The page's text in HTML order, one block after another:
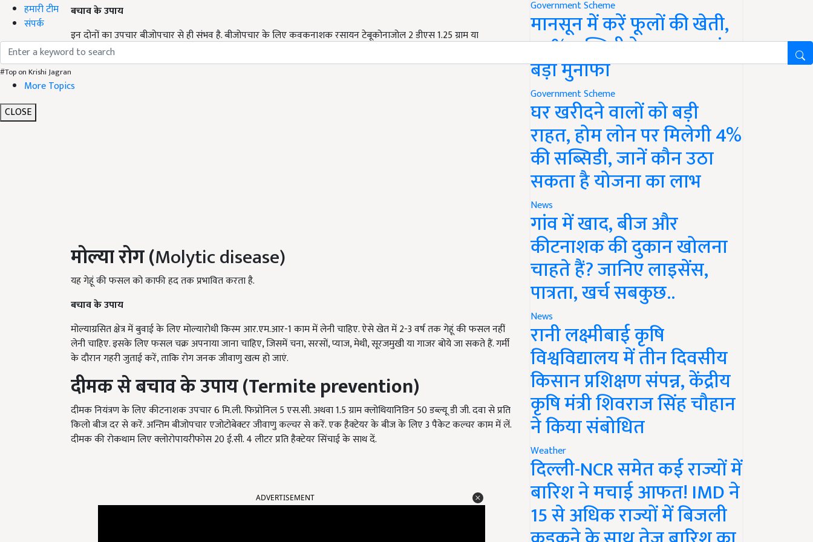
हमारी टीम
संपर्क
#Top on Krishi Jagran
More Topics
CLOSE
बचाव के उपाय
इन दोनों का उपचार बीजोपचार से ही संभव है. बीजोपचार के लिए कवकनाशक रसायन टेबूकोनाजोल 2 डीएस 1.25 ग्राम या
कार्बोक्सिलिक 2 ग्राम प्रति किलो बीज की दर से प्रयोग में लेना चाहिए.
मोल्या रोग (Molytic disease)
यह गेहूं की फसल को काफी हद तक प्रभावित करता है.
बचाव के उपाय
मोल्याग्रसित क्षेत्र में बुवाई के लिए मोल्यारोधी किस्म आर.एम.आर-1 काम में लेनी चाहिए. ऐसे खेत में 2-3 वर्ष तक गेहूं की फसल नहीं
लेनी चाहिए. इसके लिए फसल चक्र अपनाया जाना चाहिए, जिसमें चना, सरसों, प्याज, मेथी, सूरजमुखी या गाजर बोये जा सकते हैं. गर्मी
के दौरान गहरी जुताई करें, ताकि रोग जनक जीवाणु खत्म हो जाएं.
दीमक से बचाव के उपाय (Termite prevention)
दीमक नियंत्रण के लिए कीटनाशक उपचार 6 मि.ली. फिप्रोनिल 5 एस.सी. अथवा 1.5 ग्राम क्लोथियानिडिन 50 डब्ल्यू डी जी. दवा से प्रति
किलो बीज दर से करें. अन्तिम बीजोपचार एजोटोबेक्टर जीवाणु कल्चर से करें. एक हैक्टेयर के बीज के लिए 3 पैकेट कल्चर काम में लें.
दीमक की रोकथाम लिए क्लोरोपायरीफोस 20 ई.सी. 4 लीटर प्रति हैक्टेयर सिंचाई के साथ दें.
Government Scheme
मानसून में करें फूलों की खेती,
50% सब्सिडी के साथ कमाएं
बड़ा मुनाफा
Government Scheme
घर खरीदने वालों को बड़ी
राहत, होम लोन पर मिलेगी 4%
की सब्सिडी, जानें कौन उठा
सकता है योजना का लाभ
News
गांव में खाद, बीज और
कीटनाशक की दुकान खोलना
चाहते हैं? जानिए लाइसेंस,
पात्रता, खर्च सबकुछ..
News
रानी लक्ष्मीबाई कृषि
विश्वविद्यालय में तीन दिवसीय
किसान प्रशिक्षण संपन्न, केंद्रीय
कृषि मंत्री शिवराज सिंह चौहान
ने किया संबोधित
Weather
दिल्ली-NCR समेत कई राज्यों में
बारिश ने मचाई आफत! IMD ने
15 से अधिक राज्यों में बिजली